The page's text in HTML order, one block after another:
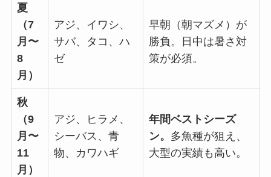
夏
（7
月〜
8
月）
アジ、イワシ、
サバ、タコ、ハ
ゼ
早朝（朝マズメ）が
勝負。日中は暑さ対
策が必須。
秋
（9
月〜
11
月）
アジ、ヒラメ、
シーバス、青
物、カワハギ
年間ベストシーズ
ン。 多魚種が狙え、
大型の実績も高い。